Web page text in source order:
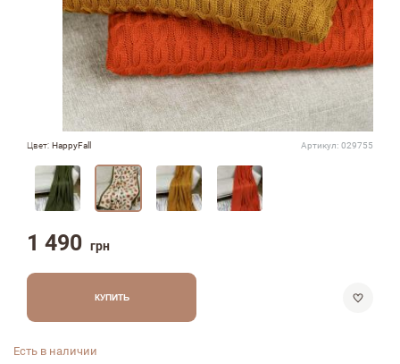
Цвет: HappyFall Артикул: 029755
1 490 грн
КУПИТЬ
Есть в наличии